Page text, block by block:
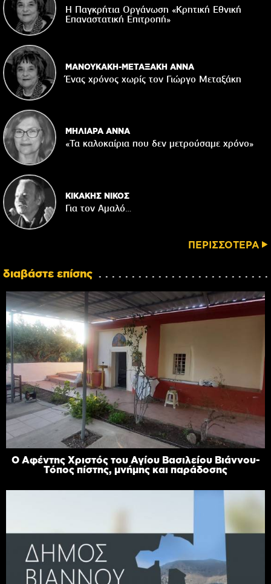
Η Παγκρήτια Οργάνωση «Κρητική Εθνική
Επαναστατική Eπιτροπή»
ΜΑΝΟΥΚΑΚΗ-ΜΕΤΑΞΑΚΗ ΑΝΝΑ
Ένας χρόνος χωρίς τον Γιώργο Μεταξάκη
ΜΗΛΙΑΡΑ ΑΝΝΑ
«Τα καλοκαίρια που δεν μετρούσαμε χρόνο»
ΚΙΚΑΚΗΣ ΝΙΚΟΣ
Για τον Αμαλό…
ΠΕΡΙΣΣΟΤΕΡΑ
διαβάστε επίσης
Ο Αφέντης Χριστός του Αγίου Βασιλείου Βιάννου-
Τόπος πίστης, μνήμης και παράδοσης